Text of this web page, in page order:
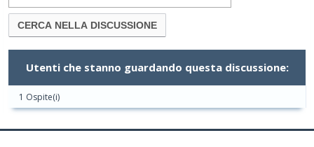
Utenti che stanno guardando questa discussione:
1 Ospite(i)